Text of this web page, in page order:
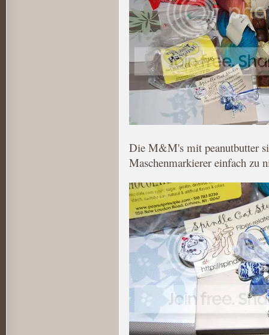
Die M&M's mit peanutbutter
Maschenmarkierer einfach zu